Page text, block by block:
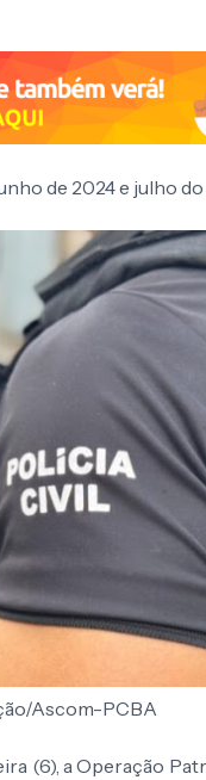
de 2024 e julho do
Ascom-PCBA
(6), a Operação